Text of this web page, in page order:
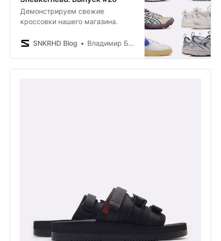
Демонстрируем свежие
кроссовки нашего магазина.
SNKRHD Blog Владимир Борисенков